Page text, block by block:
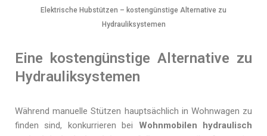
Elektrische Hubstützen – kostengünstige Alternative zu
Hydrauliksystemen
Eine kostengünstige Alternative zu
Hydrauliksystemen
Während manuelle Stützen hauptsächlich in Wohnwagen zu
finden sind, konkurrieren bei Wohnmobilen hydraulisch